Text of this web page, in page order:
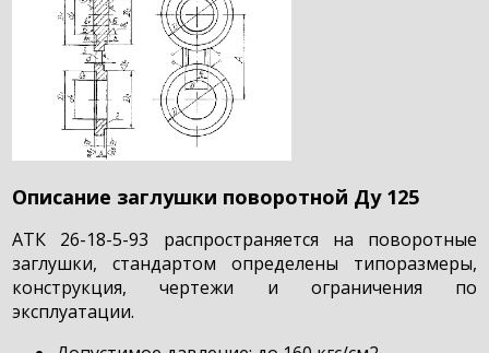
Описание заглушки поворотной Ду 125
АТК 26-18-5-93 распространяется на поворотные
заглушки, стандартом определены типоразмеры,
конструкция, чертежи и ограничения по
эксплуатации.